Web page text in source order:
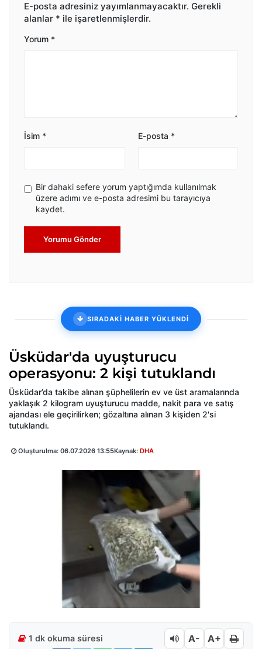
E-posta adresiniz yayımlanmayacaktır. Gerekli
alanlar * ile işaretlenmişlerdir.
Yorum *
İsim * E-posta *
Bir dahaki sefere yorum yaptığımda kullanılmak
üzere adımı ve e-posta adresimi bu tarayıcıya
kaydet.
Yorumu Gönder
SIRADAKİ HABER YÜKLENDİ
Üsküdar'da uyuşturucu
operasyonu: 2 kişi tutuklandı
Üsküdar’da takibe alınan şüphelilerin ev ve üst aramalarında
yaklaşık 2 kilogram uyuşturucu madde, nakit para ve satış
ajandası ele geçirilirken; gözaltına alınan 3 kişiden 2'si
tutuklandı.
Oluşturulma: 06.07.2026 13:55Kaynak: DHA
1 dk okuma süresi A- A+